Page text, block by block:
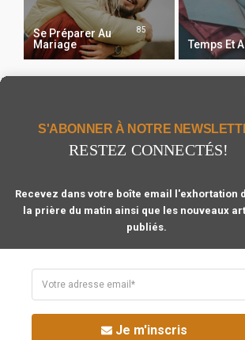
Se Préparer Au
Mariage
85
Temps Et
The real voyage of discovery consists not in
seeing with new eyes. All journeys have secret
which the traveler is unaware.
S'ABONNER À NOTRE
RESTEZ CONNECTÉS!
Recevez dans votre boîte email l'exhortation
la prière du matin ainsi que les nouveaux
publiés.
Je m'inscris